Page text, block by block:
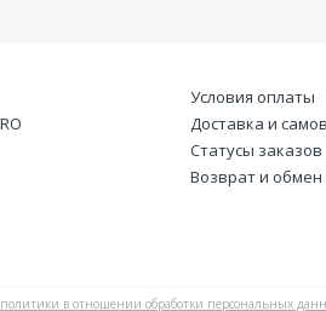
Условия оплаты
Доставка и
Статусы заказов
Возврат и
политики в отношении обработки персональных